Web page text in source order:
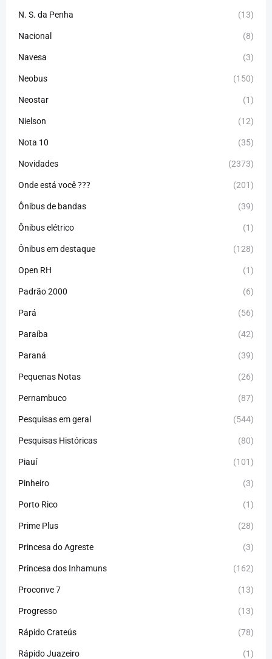
N. S. da Penha (13)
Nacional (8)
Navesa (3)
Neobus (150)
Neostar (1)
Nielson (12)
Nota 10 (35)
Novidades (2373)
Onde está você ??? (201)
Ônibus de bandas (39)
Ônibus elétrico (1)
Ônibus em destaque (128)
Open RH (1)
Padrão 2000 (6)
Pará (56)
Paraíba (42)
Paraná (39)
Pequenas Notas (26)
Pernambuco (87)
Pesquisas em geral (544)
Pesquisas Históricas (80)
Piauí (101)
Pinheiro (3)
Porto Rico (1)
Prime Plus (28)
Princesa do Agreste (3)
Princesa dos Inhamuns (162)
Proconve 7 (13)
Progresso (13)
Rápido Crateús (78)
Rápido Juazeiro (1)